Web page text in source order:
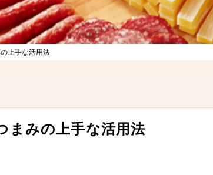
上手な活用法
まみの上手な活用法